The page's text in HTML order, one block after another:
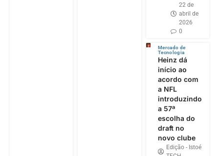
22 de
abril de
2026
0
Mercado de
Tecnologia
Heinz dá
início ao
acordo com
a NFL
introduzindo
a 57ª
escolha do
draft no
novo clube
Edição - Istoé